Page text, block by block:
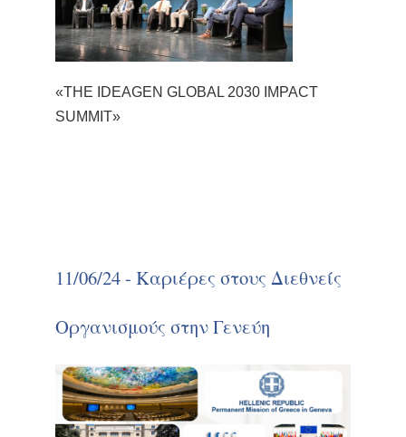
«THE IDEAGEN GLOBAL 2030 IMPACT
SUMMIT»
11/06/24 - Καριέρες στους Διεθνείς
Οργανισμούς στην Γενεύη